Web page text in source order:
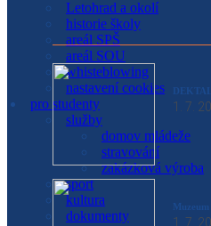
sport
kultura
studentské soutěže
exkurze
výchovný poradce
metodik prevence
školská rada
nadační fond SPŠ
žákovská knížka
studijní a informační
kalendář akcí
dokumenty
o škole
představení školy
Letohrad a okolí
historie školy
areál SPŠ
areál SOU
whisteblowing
nastavení cookies
pro studenty
služby
domov mládeže
stravování
zakázková výroba
sport
kultura
dokumenty
1. 7.
1. 7.